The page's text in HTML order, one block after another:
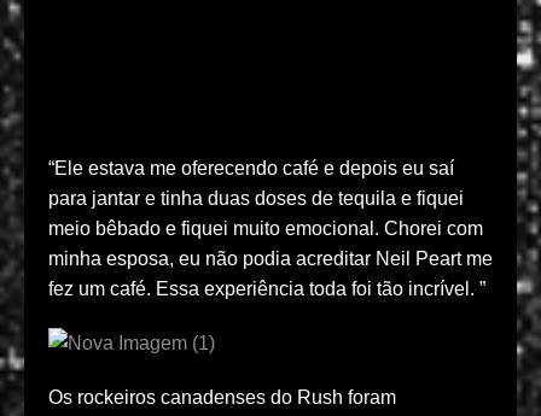
“Ele estava me oferecendo café e depois eu saí
para jantar e tinha duas doses de tequila e fiquei
meio bêbado e fiquei muito emocional. Chorei com
minha esposa, eu não podia acreditar Neil Peart me
fez um café. Essa experiência toda foi tão incrível. ”
Os rockeiros canadenses do Rush foram